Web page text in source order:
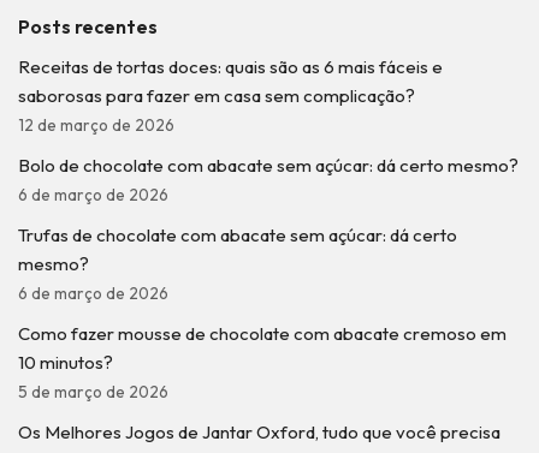
Posts recentes
Receitas de tortas doces: quais são as 6 mais fáceis e
saborosas para fazer em casa sem complicação?
12 de março de 2026
Bolo de chocolate com abacate sem açúcar: dá certo mesmo?
6 de março de 2026
Trufas de chocolate com abacate sem açúcar: dá certo
mesmo?
6 de março de 2026
Como fazer mousse de chocolate com abacate cremoso em
10 minutos?
5 de março de 2026
Os Melhores Jogos de Jantar Oxford, tudo que você precisa